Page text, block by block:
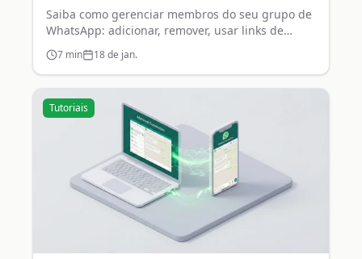
Saiba como gerenciar membros do seu grupo de
WhatsApp: adicionar, remover, usar links de
convite e configurar permissões.
7 min 18 de jan.
Tutoriais